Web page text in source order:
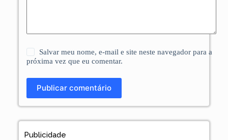
Salvar meu nome, e-mail e site neste navegador para a
próxima vez que eu comentar.
Publicar comentário
Publicidade